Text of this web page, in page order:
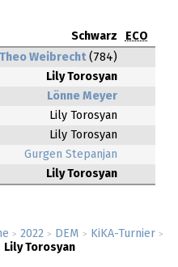
> 2022 > DEM > KiKA-Turnier >
Lily Torosyan
Schwarz
ECO
Theo Weibrecht (784)
Lily Torosyan
Lönne Meyer
Lily Torosyan
Lily Torosyan
Gurgen Stepanjan
Lily Torosyan